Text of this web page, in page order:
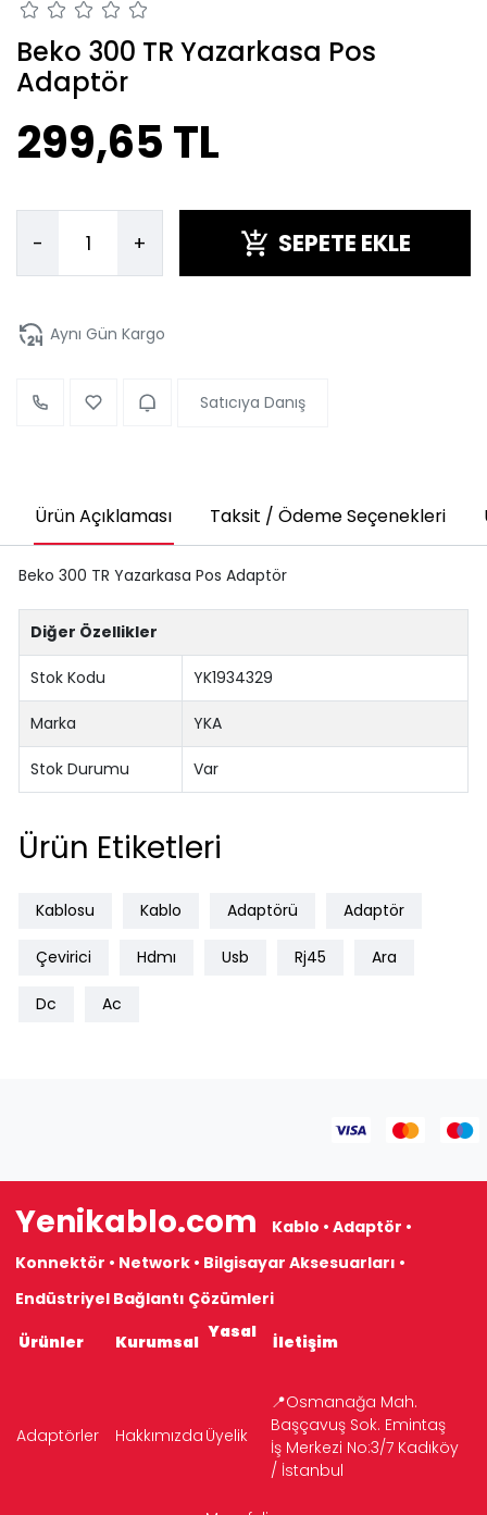
Beko 300 TR Yazarkasa Pos
Adaptör
299,65 TL
- + SEPETE EKLE
Aynı Gün Kargo
Satıcıya Danış
Ürün Açıklaması Taksit / Ödeme Seçenekleri
Beko 300 TR Yazarkasa Pos Adaptör
Diğer Özellikler
Stok Kodu YK1934329
Marka YKA
Stok Durumu Var
Ürün Etiketleri
Kablosu Kablo Adaptörü Adaptör
Çevirici Hdmı Usb Rj45 Ara
Dc Ac
Yenikablo.com
Kablo • Adaptör •
Konnektör • Network • Bilgisayar Aksesuarları •
Endüstriyel Bağlantı Çözümleri
Ürünler
Kurumsal Yasal İletişim
Adaptörler Hakkımızda Üyelik
📍Osmanağa Mah.
Başçavuş Sok. Emintaş
İş Merkezi No:3/7 Kadıköy
/ İstanbul